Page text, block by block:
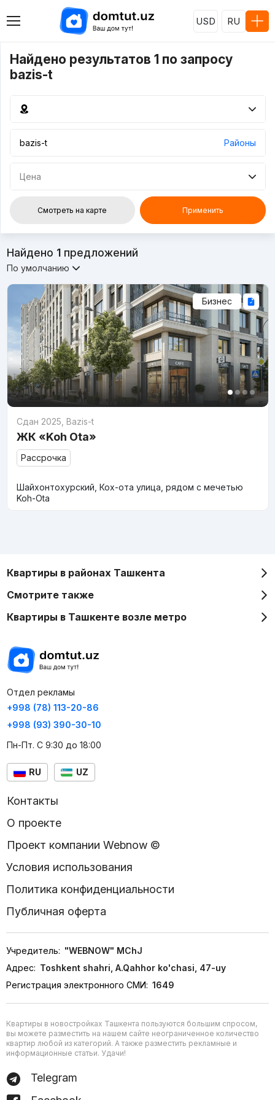
USD RU
Найдено результатов 1 по запросу
bazis-t
Районы
Цена
Смотреть на карте Применить
Найдено 1предложений
По умолчанию
Бизнес
Сдан 2025 Bazis-t
ЖК «Koh Ota»
Рассрочка
Шайхонтохурский, Кох-ота улица, рядом с мечетью
Koh-Ota
Квартиры в районах Ташкента
Смотрите также
Квартиры в Ташкенте возле метро
Отдел рекламы
+998 (78) 113-20-86
+998 (93) 390-30-10
Пн-Пт. С 9:30 до 18:00
RU UZ
Контакты
О проекте
Проект компании Webnow ©
Условия использования
Политика конфиденциальности
Публичная оферта
Учредитель: "WEBNOW" MChJ
Адрес: Toshkent shahri, A.Qahhor ko'chasi, 47-uy
Регистрация электронного СМИ: 1649
Квартиры в новостройках Ташкента пользуются большим спросом,
вы можете разместить на нашем сайте неограниченное количество
квартир любой из категорий. А также разместить рекламные и
информационные статьи. Удачи!
Telegram